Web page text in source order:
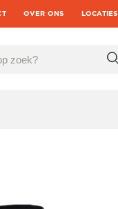
OVER ONS LOCATIES